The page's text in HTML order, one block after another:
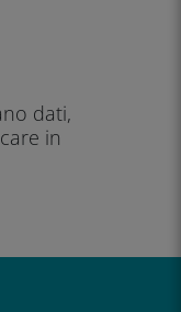
dati,
in